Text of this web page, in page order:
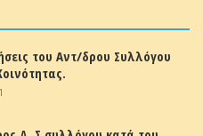
του Αντ/δρου Συλλόγου